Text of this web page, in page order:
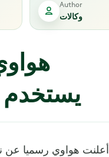
Author
وكالات
يستخدم
أعلنت هواوي رسميا عن